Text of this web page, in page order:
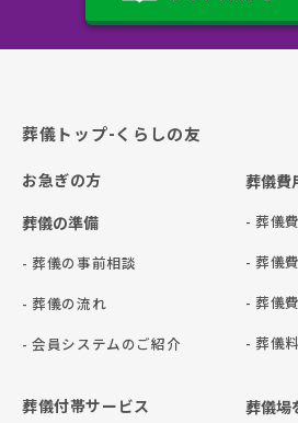
葬儀トップ-くらしの友
お急ぎの方
葬儀の準備
- 葬儀の事前相談
- 葬儀の流れ
- 会員システムのご紹介
葬儀費
- 葬儀
- 葬儀
- 葬儀
- 葬儀
葬儀付帯サービス 葬儀場